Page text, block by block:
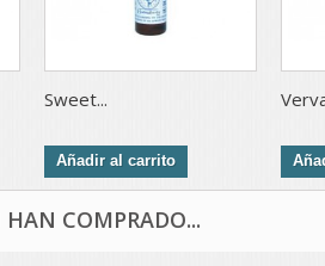
Sweet...
Añadir al carrito
COMPRADO...